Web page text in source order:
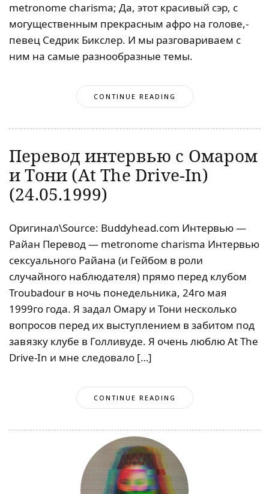
metronome charisma; Да, этот красивый сэр, с
могущественным прекрасным афро на голове,-
певец Седрик Бикслер. И мы разговариваем с
ним на самые разнообразные темы.
CONTINUE READING
Перевод интервью с Омаром
и Тони (At The Drive-In)
(24.05.1999)
Оригинал\Source: Buddyhead.com Интервью —
Райан Перевод — metronome charisma Интервью
сексуального Райана (и Гейбом в роли
случайного наблюдателя) прямо перед клубом
Troubadour в ночь понедельника, 24го мая
1999го года. Я задал Омару и Тони несколько
вопросов перед их выступлением в забитом под
завязку клубе в Голливуде. Я очень люблю At The
Drive-In и мне следовало […]
CONTINUE READING